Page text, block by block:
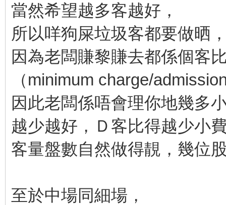
當然希望越多客越好，
所以咩狗屎垃圾客都要做晒
因為老闆賺黎賺去都係個客
（minimum charge/
因此老闆係唔會理你地幾多
越少越好，Ｄ客比得越少小
客量盤數自然做得靚，幾位
至於中場同細場，